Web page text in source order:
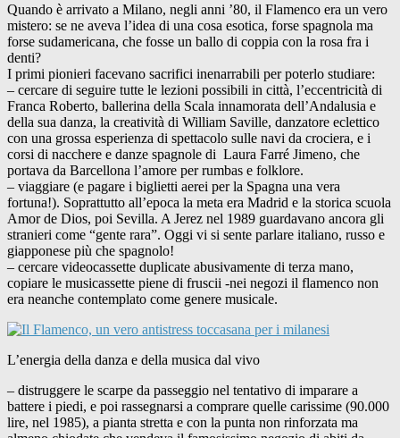
Quando è arrivato a Milano, negli anni ’80, il Flamenco era un vero
mistero: se ne aveva l’idea di una cosa esotica, forse spagnola ma
forse sudamericana, che fosse un ballo di coppia con la rosa fra i
denti?
I primi pionieri facevano sacrifici inenarrabili per poterlo studiare:
– cercare di seguire tutte le lezioni possibili in città, l’eccentricità di
Franca Roberto, ballerina della Scala innamorata dell’Andalusia e
della sua danza, la creatività di William Saville, danzatore eclettico
con una grossa esperienza di spettacolo sulle navi da crociera, e i
corsi di nacchere e danze spagnole di Laura Farré Jimeno, che
portava da Barcellona l’amore per rumbas e folklore.
– viaggiare (e pagare i biglietti aerei per la Spagna una vera
fortuna!). Soprattutto all’epoca la meta era Madrid e la storica scuola
Amor de Dios, poi Sevilla. A Jerez nel 1989 guardavano ancora gli
stranieri come “gente rara”. Oggi vi si sente parlare italiano, russo e
giapponese più che spagnolo!
– cercare videocassette duplicate abusivamente di terza mano,
copiare le musicassette piene di fruscii -nei negozi il flamenco non
era neanche contemplato come genere musicale.
L’energia della danza e della musica dal vivo
– distruggere le scarpe da passeggio nel tentativo di imparare a
battere i piedi, e poi rassegnarsi a comprare quelle carissime (90.000
lire, nel 1985), a pianta stretta e con la punta non rinforzata ma